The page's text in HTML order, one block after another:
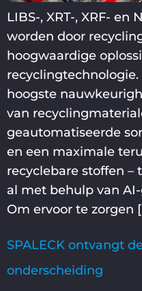
LIBS-, XRT-, XRF- en
worden door
hoogwaardige
hoogste
van
geautomatiseerde
en een maximale
recyclebare stoffen –
al met behulp van
Om ervoor te zorgen
SPALECK ontvangt
onderscheiding